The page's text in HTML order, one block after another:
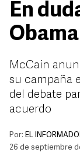
En
McCain
su campaña
del debate
acuerdo
Por: EL
26 de septiembre